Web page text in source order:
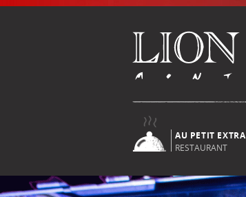
AU PETIT EXTRA
RESTAURANT